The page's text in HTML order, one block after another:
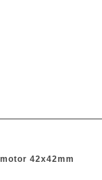
42x42mm